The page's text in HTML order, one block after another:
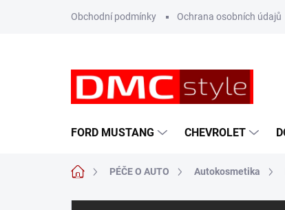
Obchodní podmínky Ochrana osobních údajů
FORD MUSTANG CHEVROLET
Domů PÉČE O AUTO Autokosmetika